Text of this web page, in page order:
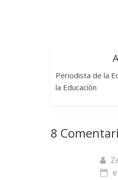
Periodista de la
la Educación
8